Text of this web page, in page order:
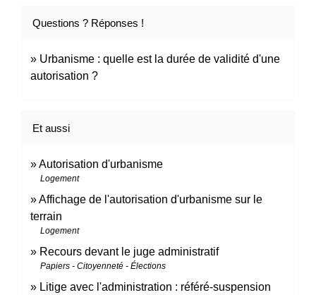
Questions ? Réponses !
Urbanisme : quelle est la durée de validité d'une
autorisation ?
Et aussi
Autorisation d'urbanisme
Logement
Affichage de l'autorisation d'urbanisme sur le
terrain
Logement
Recours devant le juge administratif
Papiers - Citoyenneté - Élections
Litige avec l'administration : référé-suspension